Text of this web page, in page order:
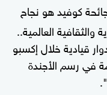
كوفيد هو نجاح
والثقافية العالمية..
قيادية خلال إكسبو
في رسم الأجندة